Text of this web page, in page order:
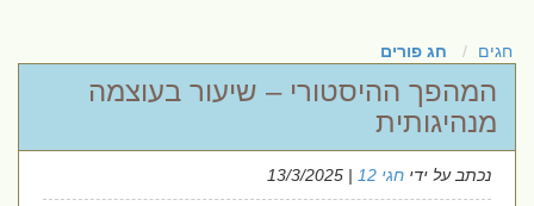
חגים חג פורים
המהפך ההיסטורי – שיעור בעוצמה
מנהיגותית
נכתב על ידיחגי 12 | 13/3/2025